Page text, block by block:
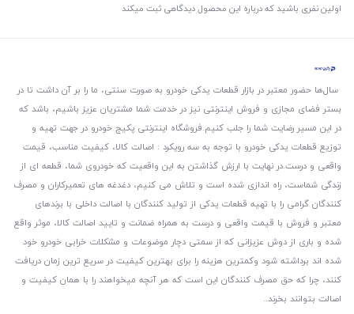
اولین نفری باشید که درباره این محصول دیدگاهی ثبت میکند
سال‌ها حضور معتبر در بازار قطعات یدکی خودرو به صورت سنتی، ما را بر آن داشت تا در
بستر فضای مجازی و فروش اینترنتی نیز در خدمت شما مشتریان عزیز باشیم، باشد که
در این مسیر رضایت شما را جلب کنیم.فروشگاه اینترنتی پکیج خودرو در جهت تهیه و
توزیع قطعات یدکی خودرو با توجه به سه رویکرد : اصالت کالا، کیفیت مناسب، قیمت
واقعی و درست.در نهایت با ارزش گذاشتن به این واقعیت که خودروی شما، قطعه ای از
زندگی شماست، راه اندازی شده است و تلاش می کنیم، دغدغه های تعمیرکاران و مصرف
کنندگان گرامی را با تهیه قطعات یدکی از تولید کنندگان با اصالت داخلی با برندهای
معتبر و فروش با قیمت واقعی و درست به همراه ضمانت و تایید اصالت کالا، موثر واقع
شده و باری از دوش عزیزانی که از سمتی دچار موضوعات و مشکلات خرابی خودرو خود
شده اند برداشته شود و‌کمترین هزینه را برای بهترین کیفیت در سریع ترین زمان دریافت
کنند، چرا که حق مصرف کنندگان این است که هر آنچه میخواهند را با همان کیفیت و
اصالت بتوانند بخرند..